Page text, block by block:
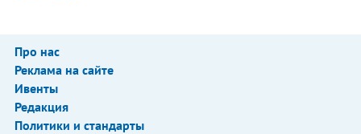
Про нас
Реклама на сайте
Ивенты
Редакция
Политики и стандарты